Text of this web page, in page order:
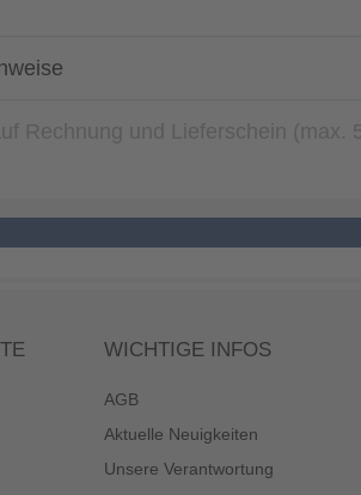
WICHTIGE INFOS
AGB
Aktuelle Neuigkeiten
Unsere Verantwortung